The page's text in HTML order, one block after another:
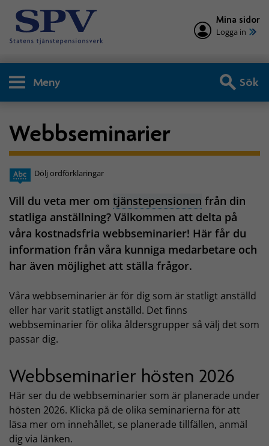
Mina sidor
Logga in
Meny Sök
Webbseminarier
Dölj ordförklaringar
Vill du veta mer om tjänstepensionen från din
statliga anställning? Välkommen att delta på
våra kostnadsfria webbseminarier! Här får du
information från våra kunniga medarbetare och
har även möjlighet att ställa frågor.
Våra webbseminarier är för dig som är statligt anställd
eller har varit statligt anställd. Det finns
webbseminarier för olika åldersgrupper så välj det som
passar dig.
Webbseminarier hösten 2026
Här ser du de webbseminarier som är planerade under
hösten 2026. Klicka på de olika seminarierna för att
läsa mer om innehållet, se planerade tillfällen, anmäl
dig via länken.